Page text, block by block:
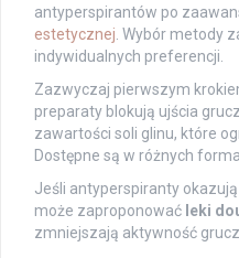
antyperspirantów po
estetycznej . Wybór metody
indywidualnych preferencji.
Zazwyczaj pierwszym
preparaty blokują ujścia
zawartości soli glinu, które
Dostępne są w różnych
Jeśli antyperspiranty
może zaproponować leki
zmniejszają aktywność